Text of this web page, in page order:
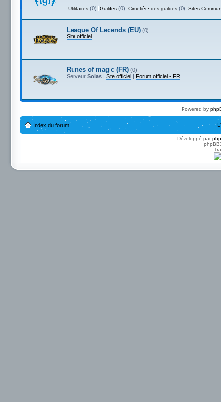
Utilitaires (0) Guildes (0) Cimetière des guildes (0) Sites
League Of Legends (EU) (0)
Site officiel
Runes of magic (FR) (0)
Serveur Solas | Site officiel | Forum officiel - FR
Powered by
Index du forum
Développé par